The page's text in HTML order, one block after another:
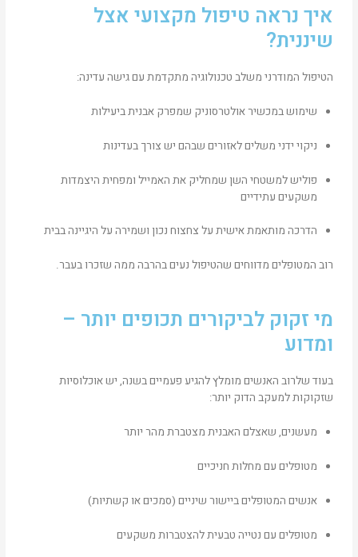
איך נראה טיפול מקצועי אצל
שיננית?
הטיפול המודרני משלב טכנולוגיה מתקדמת עם גישה עדינה:
שימוש במכשיר אולטרסוניק שמפרק אבנית ביעילות
ניקוי ידני משלים לאזורים שבהם יש צורך בעדינות
פוליש למשטחי השן שמחליק את האמייל ומפחית היצמדות
משקעים עתידיים
הדרכה מותאמת אישית על צחצוח נכון ושמירה על היגיינה בבית
רוב המטופלים מדווחים שהטיפול נעים בהרבה ממה שזכרו בעבר.
מי זקוק לביקורים תכופים יותר –
ומדוע
בעוד שלרוב האנשים מומלץ להגיע פעמיים בשנה, יש אוכלוסיות
שזקוקות למעקב הדוק יותר:
מעשנים, שאצלם האבנית מצטברת מהר יותר
מטופלים עם מחלות חניכיים
אנשים המטופלים ביישור שיניים (סמכים או קשתיות)
מטופלים עם נטייה טבעית להצטברות משקעים